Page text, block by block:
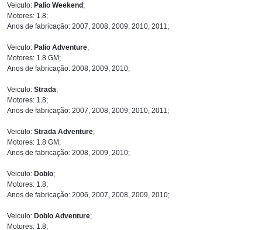
Veiculo: Palio Weekend;
Motores: 1.8;
Anos de fabricação: 2007, 2008, 2009, 2010, 2011;
Veiculo: Palio Adventure;
Motores: 1.8 GM;
Anos de fabricação: 2008, 2009, 2010;
Veiculo: Strada;
Motores: 1.8;
Anos de fabricação: 2007, 2008, 2009, 2010, 2011;
Veiculo: Strada Adventure;
Motores: 1.8 GM;
Anos de fabricação: 2008, 2009, 2010;
Veiculo: Doblo;
Motores: 1.8;
Anos de fabricação: 2006, 2007, 2008, 2009, 2010;
Veiculo: Doblo Adventure;
Motores: 1.8;